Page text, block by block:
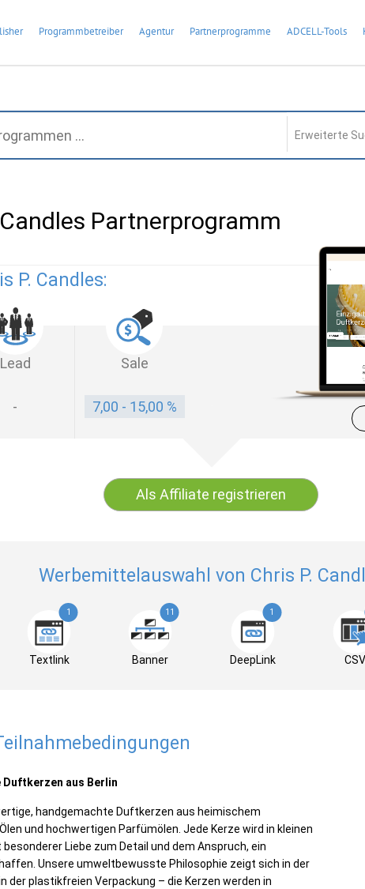
Programmbetreiber Agentur Partnerprogramme ADCELL-Tools
Erweiterte
Candles Partnerprogramm
P. Candles:
Lead Sale
- 7,00 - 15,00 %
Als Affiliate registrieren
Werbemittelauswahl von Chris P.
1
Textlink
11
Banner
1
DeepLink CSV
Duftkerzen aus Berlin
handgemachte Duftkerzen aus heimischem
und hochwertigen Parfümölen. Jede Kerze wird in kleinen
Liebe zum Detail und dem Anspruch, ein
Unsere umweltbewusste Philosophie zeigt sich in der
der plastikfreien Verpackung – die Kerzen werden in